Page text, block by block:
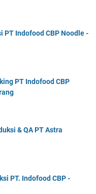
PT Indofood CBP Noodle -
PT Indofood CBP
& QA PT Astra
PT. Indofood CBP -